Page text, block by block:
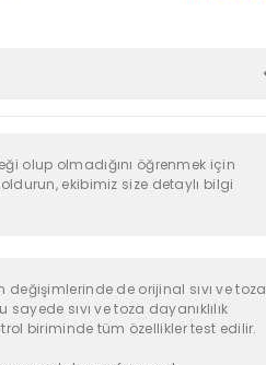
olup olmadığını öğrenmek için
ekibimiz size detaylı bilgi
de orijinal sıvı ve toza
sayede sıvı ve toza dayanıklılık
biriminde tüm özellikler test edilir.